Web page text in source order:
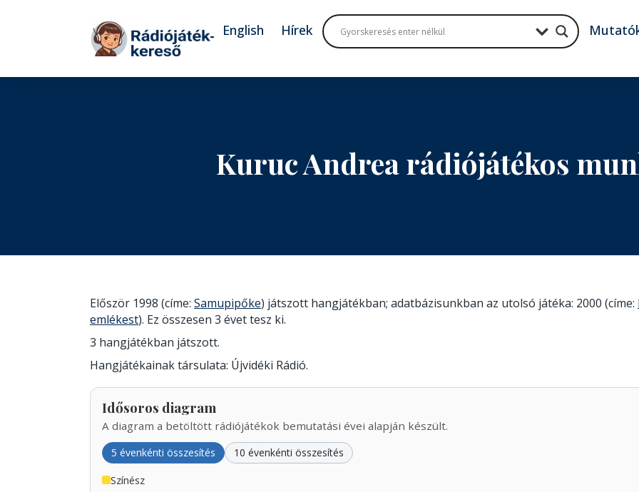
Tovább a tartalomhoz
English Hírek
Kuruc Andrea rádiójátékos
Először 1998 (címe: Samupipőke) játszott hangjátékban; adatbázisunkban az utolsó játéka: 2000 (címe:
emlékest). Ez összesen 3 évet tesz ki.
3 hangjátékban játszott.
Hangjátékainak társulata: Újvidéki Rádió.
Idősoros diagram
A diagram a betöltött rádiójátékok bemutatási évei alapján készült.
5 évenkénti összesítés 10 évenkénti összesítés
Színész